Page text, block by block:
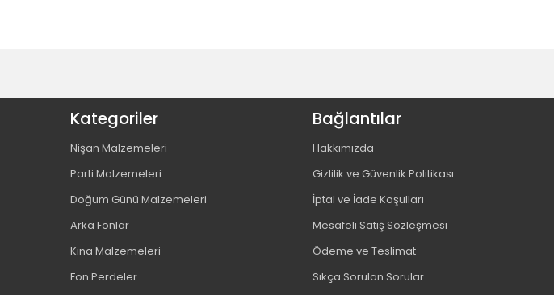
Kategoriler
Nişan Malzemeleri
Parti Malzemeleri
Doğum Günü Malzemeleri
Arka Fonlar
Kına Malzemeleri
Fon Perdeler
Bağlantılar
Hakkımızda
Gizlilik ve Güvenlik Politikası
İptal ve İade Koşulları
Mesafeli Satış Sözleşmesi
Ödeme ve Teslimat
Sıkça Sorulan Sorular